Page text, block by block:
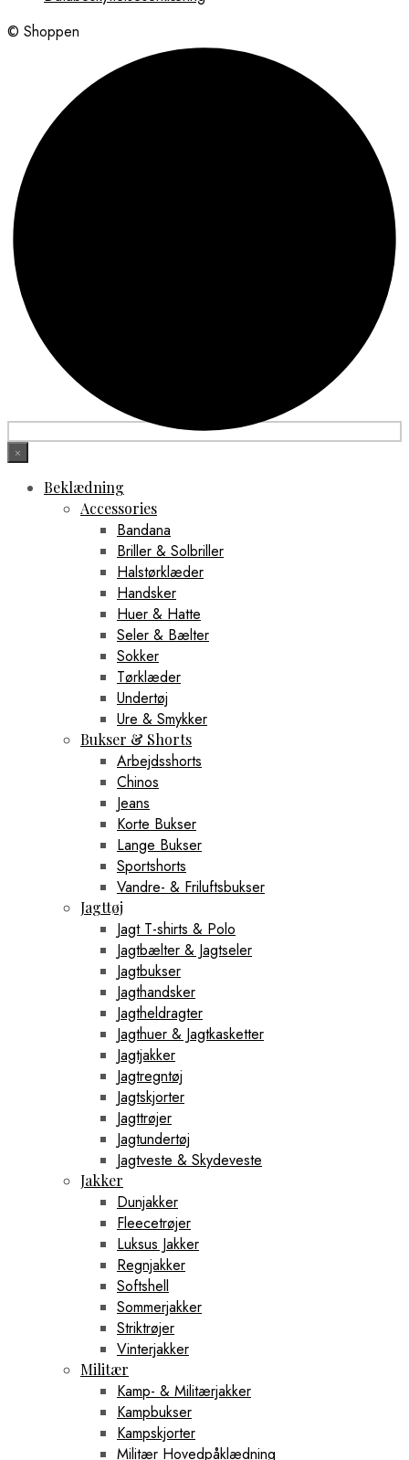
© Shoppen
×
Beklædning
Accessories
Bandana
Briller & Solbriller
Halstørklæder
Handsker
Huer & Hatte
Seler & Bælter
Sokker
Tørklæder
Undertøj
Ure & Smykker
Bukser & Shorts
Arbejdsshorts
Chinos
Jeans
Korte Bukser
Lange Bukser
Sportshorts
Vandre- & Friluftsbukser
Jagttøj
Jagt T-shirts & Polo
Jagtbælter & Jagtseler
Jagtbukser
Jagthandsker
Jagtheldragter
Jagthuer & Jagtkasketter
Jagtjakker
Jagtregntøj
Jagtskjorter
Jagttrøjer
Jagtundertøj
Jagtveste & Skydeveste
Jakker
Dunjakker
Fleecetrøjer
Luksus Jakker
Regnjakker
Softshell
Sommerjakker
Striktrøjer
Vinterjakker
Militær
Kamp- & Militærjakker
Kampbukser
Kampskjorter
Militær Hovedpåklædning